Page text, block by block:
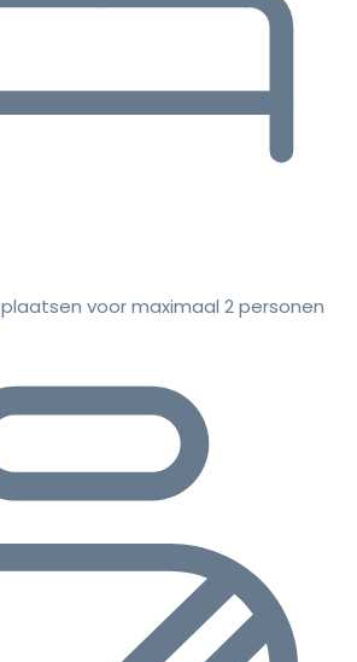
voor maximaal 2 personen